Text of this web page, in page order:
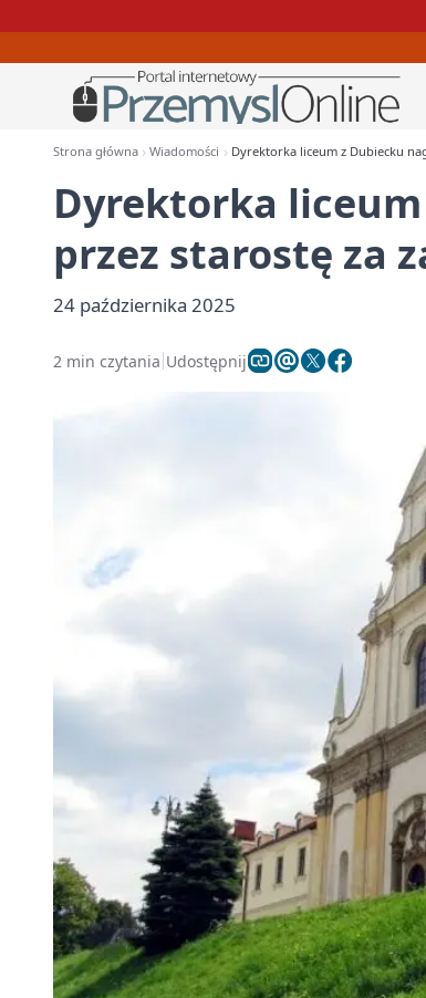
Strona główna Wiadomości Dyrektorka liceum z Dubiecku
Dyrektorka
przez starostę za
24 października 2025
2 min czytania Udostępnij